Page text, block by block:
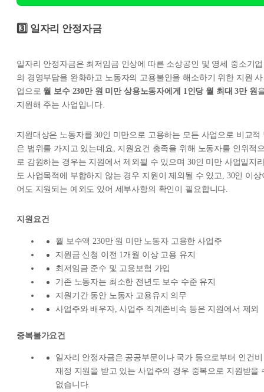
3️⃣ 일자리 안정자금
일자리 안정자금은 최저임금 인상에 따른 소상공인 및 영세 중소기업
의 경영부담을 완화하고 노동자의 고용불안을 해소하기 위한 지원 사
업으로 월 보수 230만 원 미만 상용노동자에게 1인당 월 최대 3만 원
지원해 주는 사업입니다.
지원대상은 노동자를 30인 미만으로 고용하는 모든 사업으로 비교적
은 범위를 가지고 있는데요, 지원요건 충족을 위해 노동자를 인위적
로 감원하는 경우는 지원에서 제외될 수 있으며 30인 미만 사업일지
도 사업목적에 부합하지 않는 경우 지원이 제외될 수 있고, 30인 이상
어도 지원되는 예외도 있어 세부사항의 확인이 필요합니다.
지원요건
월 보수액 230만 원 미만 노동자 고용한 사업주
지원금 신청 이전 1개월 이상 고용 유지
최저임금 준수 및 고용보험 가입
기존 노동자는 최소한 전년도 보수 수준 유지
지원기간 동안 노동자 고용유지 의무
사업주와 배우자, 사업주 직계존비속 등은 지원에서 제외
중복불가요건
일자리 안정자금은 공공부문이나 국가 등으로부터 인건비
재정 지원을 받고 있는 사업주의 경우 중복으로 지원받을
없습니다.